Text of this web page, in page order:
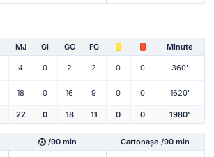
MJ Gl GC FG Minute
4 0 2 2 0 0 360'
18 0 16 9 0 0 1620'
22 0 18 11 0 0 1980'
/90 min Cartonașe /90 min